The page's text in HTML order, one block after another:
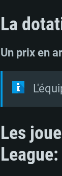
La
Un prix en
Les
League: